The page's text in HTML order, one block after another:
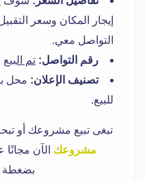
إيجار المكان وسعر
التواصل معي.
رقم التواصل: تم البيع
تصنيف الإعلان: محل
للبيع.
تبغى تبيع مشروعك أو
مشروعك الآن
بضغطة